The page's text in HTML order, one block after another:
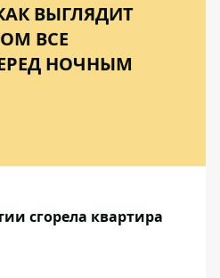
ВЫГЛЯДИТ
ВСЕ
НОЧНЫМ
сгорела квартира